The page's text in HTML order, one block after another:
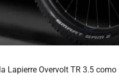
Lapierre Overvolt TR 3.5